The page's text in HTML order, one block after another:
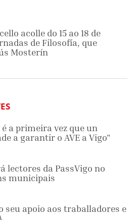
acolle do 15 ao 18 de
de Filosofía, que
Mosterín
a primeira vez que un
a garantir o AVE a Vigo"
lectores da PassVigo no
municipais
seu apoio aos traballadores e